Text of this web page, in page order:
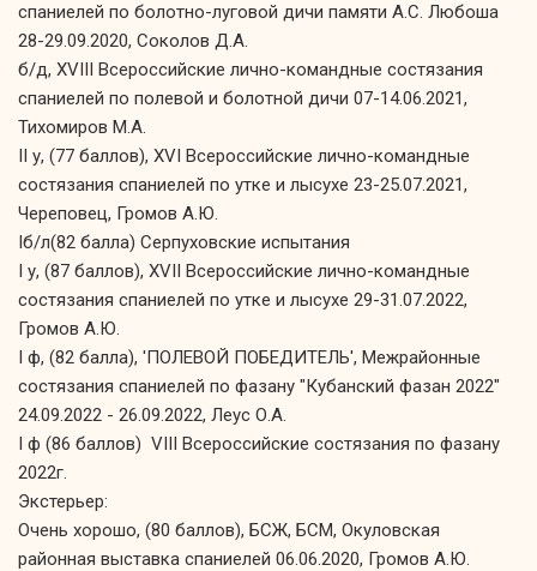
спаниелей по болотно-луговой дичи памяти А.С. Любоша
28-29.09.2020, Соколов Д.А.
б/д, XVIII Всероссийские лично-командные состязания
спаниелей по полевой и болотной дичи 07-14.06.2021,
Тихомиров М.А.
II у, (77 баллов), XVI Всероссийские лично-командные
состязания спаниелей по утке и лысухе 23-25.07.2021,
Череповец, Громов А.Ю.
Iб/л(82 балла) Серпуховские испытания
I у, (87 баллов), XVII Всероссийские лично-командные
состязания спаниелей по утке и лысухе 29-31.07.2022,
Громов А.Ю.
I ф, (82 балла), 'ПОЛЕВОЙ ПОБЕДИТЕЛЬ', Межрайонные
состязания спаниелей по фазану "Кубанский фазан 2022"
24.09.2022 - 26.09.2022, Леус О.А.
I ф (86 баллов) VIII Всероссийские состязания по фазану
2022г.
Экстерьер:
Очень хорошо, (80 баллов), БСЖ, БСМ, Окуловская
районная выставка спаниелей 06.06.2020, Громов А.Ю.